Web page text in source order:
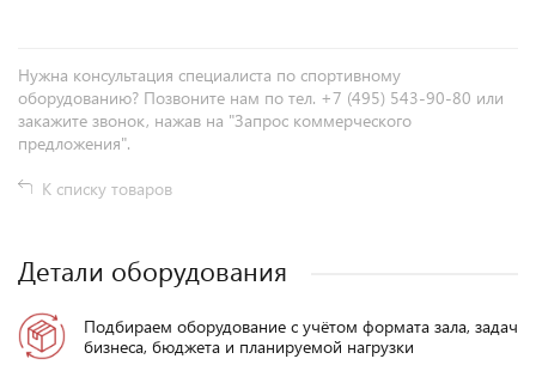
Нужна консультация специалиста по спортивному
оборудованию? Позвоните нам по тел. +7 (495) 543-90-80 или
закажите звонок, нажав на "Запрос коммерческого
предложения".
К списку товаров
Детали оборудования
Подбираем оборудование с учётом формата зала, задач
бизнеса, бюджета и планируемой нагрузки